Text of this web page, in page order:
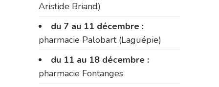
Aristide Briand)
du 7 au 11 décembre :
pharmacie Palobart (Laguépie)
du 11 au 18 décembre :
pharmacie Fontanges